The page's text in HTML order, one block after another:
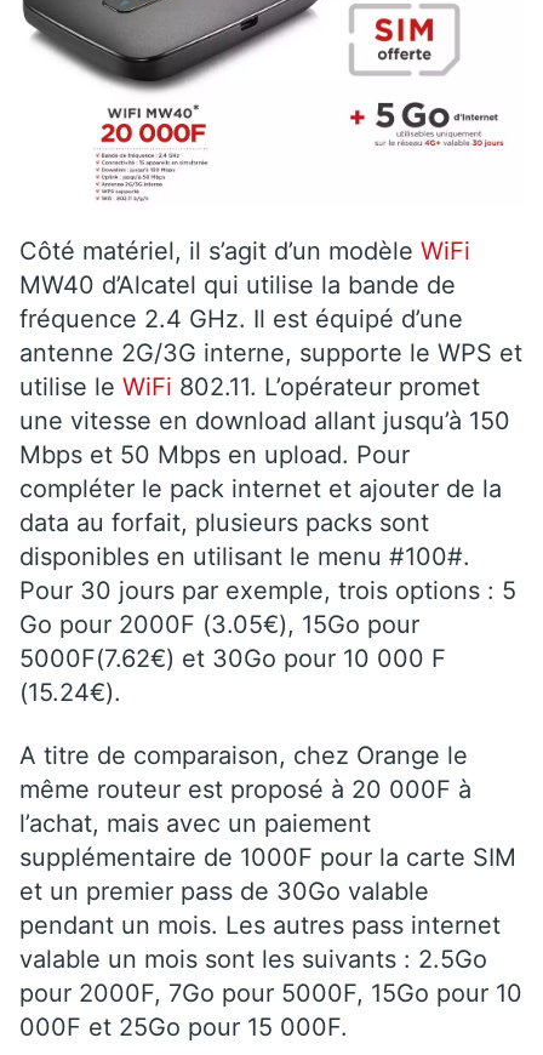
Côté matériel, il s’agit d’un modèle WiFi
MW40 d’Alcatel qui utilise la bande de
fréquence 2.4 GHz. Il est équipé d’une
antenne 2G/3G interne, supporte le WPS et
utilise le WiFi 802.11. L’opérateur promet
une vitesse en download allant jusqu’à 150
Mbps et 50 Mbps en upload. Pour
compléter le pack internet et ajouter de la
data au forfait, plusieurs packs sont
disponibles en utilisant le menu #100#.
Pour 30 jours par exemple, trois options : 5
Go pour 2000F (3.05€), 15Go pour
5000F(7.62€) et 30Go pour 10 000 F
(15.24€).
A titre de comparaison, chez Orange le
même routeur est proposé à 20 000F à
l’achat, mais avec un paiement
supplémentaire de 1000F pour la carte SIM
et un premier pass de 30Go valable
pendant un mois. Les autres pass internet
valable un mois sont les suivants : 2.5Go
pour 2000F, 7Go pour 5000F, 15Go pour 10
000F et 25Go pour 15 000F.